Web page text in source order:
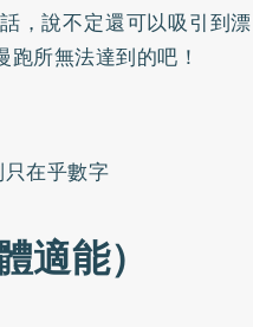
，說不定還可以吸引到漂
所無法達到的吧！
在乎數字
能）